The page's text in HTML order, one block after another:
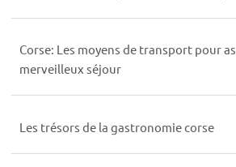
Corse: Les moyens de transport pour
merveilleux séjour
Les trésors de la gastronomie corse